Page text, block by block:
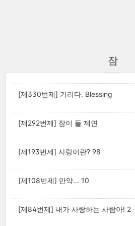
잠
[제330번제] 기리다. Blessing
[제292번제] 잠이 들 제면
[제193번제] 사랑이란? 98
[제108번제] 만약... 10
[제84번제] 내가 사랑하는 사람아! 2